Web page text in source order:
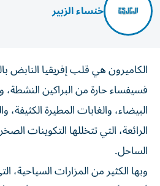
خنساء الزبير
الكاميرون هي قلب إفريقيا النابض
فسيفساء حارة من البراكين
البيضاء، والغابات المطيرة الكثيفة،
الرائعة، التي تتخللها التكوينات
الساحل.
وبها الكثير من المزارات السياحية،